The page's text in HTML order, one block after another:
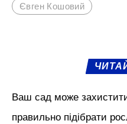
Євген Кошовий
Ваш сад може
правильно підібрати